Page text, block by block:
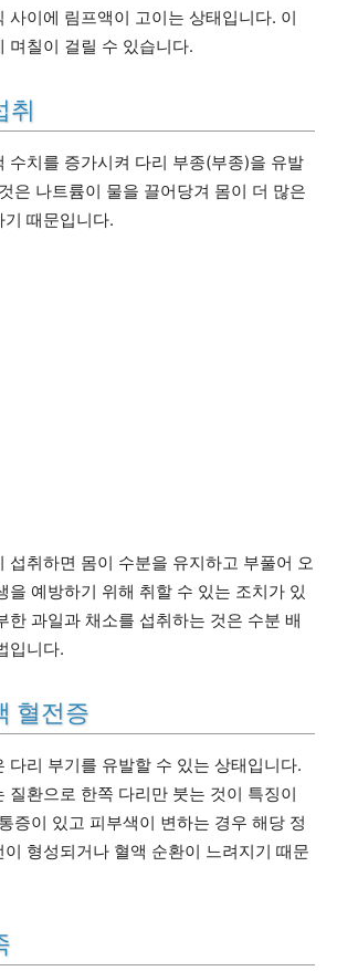
사이에 림프액이 고이는 상태입니다. 이
며칠이 걸릴 수 있습니다.
취
수치를 증가시켜 다리 부종(부종)을 유발
은 나트륨이 물을 끌어당겨 몸이 더 많은
때문입니다.
섭취하면 몸이 수분을 유지하고 부풀어 오
을 예방하기 위해 취할 수 있는 조치가 있
한 과일과 채소를 섭취하는 것은 수분 배
입니다.
혈전증
다리 부기를 유발할 수 있는 상태입니다.
질환으로 한쪽 다리만 붓는 것이 특징이
증이 있고 피부색이 변하는 경우 해당 정
형성되거나 혈액 순환이 느려지기 때문